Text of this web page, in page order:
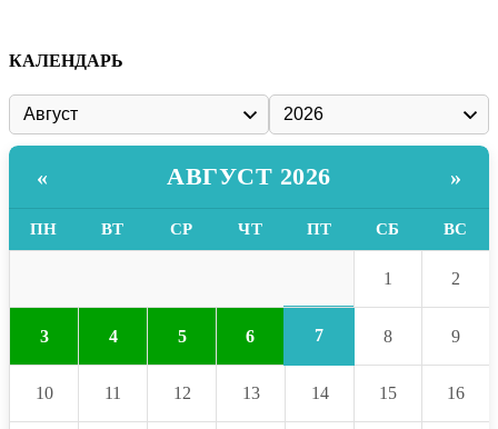
КАЛЕНДАРЬ
« АВГУСТ 2026 »
ПН ВТ СР ЧТ ПТ СБ ВС
1 2
3 4 5 6 7 8 9
10 11 12 13 14 15 16